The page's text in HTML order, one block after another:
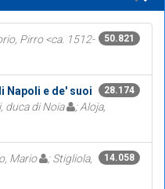
50.821
Pirro <ca. 1512-
28.174
Napoli e de' suoi
duca di Noia
; Aloja,
14.058
Mario
; Stigliola,